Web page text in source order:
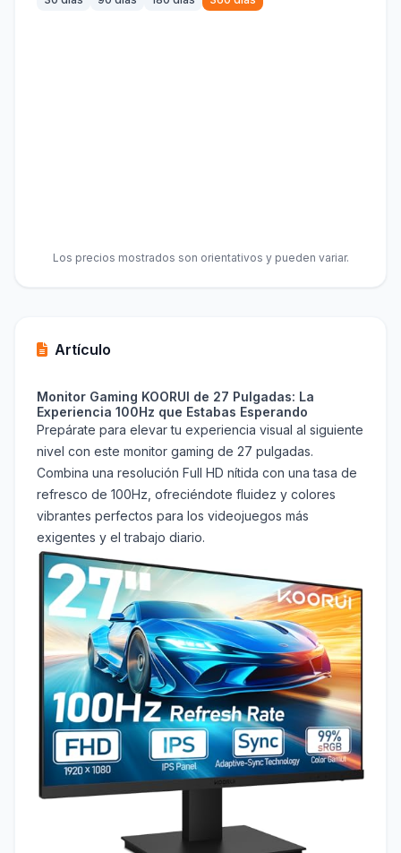
Los precios mostrados son orientativos y pueden variar.
Artículo
Monitor Gaming KOORUI de 27 Pulgadas: La
Experiencia 100Hz que Estabas Esperando
Prepárate para elevar tu experiencia visual al siguiente
nivel con este monitor gaming de 27 pulgadas.
Combina una resolución Full HD nítida con una tasa de
refresco de 100Hz, ofreciéndote fluidez y colores
vibrantes perfectos para los videojuegos más
exigentes y el trabajo diario.